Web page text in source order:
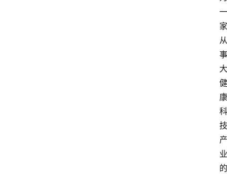
一
家
从
事
大
健
康
科
技
产
业
的